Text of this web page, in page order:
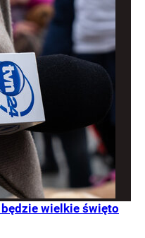
będzie wielkie święto